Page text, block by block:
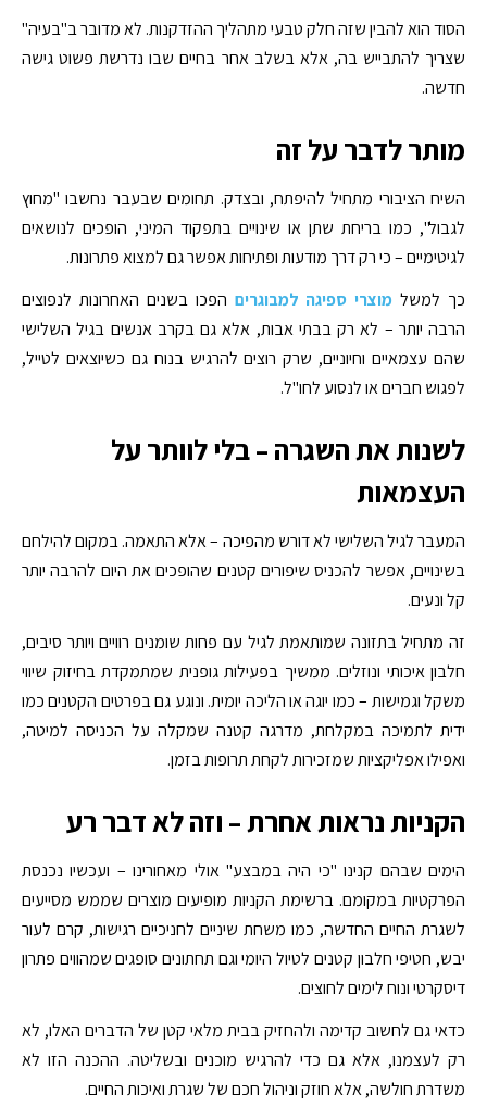
הסוד הוא להבין שזה חלק טבעי מתהליך ההזדקנות. לא מדובר ב"בעיה"
שצריך להתבייש בה, אלא בשלב אחר בחיים שבו נדרשת פשוט גישה
חדשה.
מותר לדבר על זה
השיח הציבורי מתחיל להיפתח, ובצדק. תחומים שבעבר נחשבו "מחוץ
לגבול", כמו בריחת שתן או שינויים בתפקוד המיני, הופכים לנושאים
לגיטימיים – כי רק דרך מודעות ופתיחות אפשר גם למצוא פתרונות.
כך למשל מוצרי ספיגה למבוגרים הפכו בשנים האחרונות לנפוצים
הרבה יותר – לא רק בבתי אבות, אלא גם בקרב אנשים בגיל השלישי
שהם עצמאיים וחיוניים, שרק רוצים להרגיש בנוח גם כשיוצאים לטייל,
לפגוש חברים או לנסוע לחו"ל.
לשנות את השגרה – בלי לוותר על
העצמאות
המעבר לגיל השלישי לא דורש מהפיכה – אלא התאמה. במקום להילחם
בשינויים, אפשר להכניס שיפורים קטנים שהופכים את היום להרבה יותר
קל ונעים.
זה מתחיל בתזונה שמותאמת לגיל עם פחות שומנים רוויים ויותר סיבים,
חלבון איכותי ונוזלים. ממשיך בפעילות גופנית שמתמקדת בחיזוק שיווי
משקל וגמישות – כמו יוגה או הליכה יומית. ונוגע גם בפרטים הקטנים כמו
ידית לתמיכה במקלחת, מדרגה קטנה שמקלה על הכניסה למיטה,
ואפילו אפליקציות שמזכירות לקחת תרופות בזמן.
הקניות נראות אחרת – וזה לא דבר רע
הימים שבהם קנינו "כי היה במבצע" אולי מאחורינו – ועכשיו נכנסת
הפרקטיות במקומם. ברשימת הקניות מופיעים מוצרים שממש מסייעים
לשגרת החיים החדשה, כמו משחת שיניים לחניכיים רגישות, קרם לעור
יבש, חטיפי חלבון קטנים לטיול היומי וגם תחתונים סופגים שמהווים פתרון
דיסקרטי ונוח לימים לחוצים.
כדאי גם לחשוב קדימה ולהחזיק בבית מלאי קטן של הדברים האלו, לא
רק לעצמנו, אלא גם כדי להרגיש מוכנים ובשליטה. ההכנה הזו לא
משדרת חולשה, אלא חוזק וניהול חכם של שגרת ואיכות החיים.